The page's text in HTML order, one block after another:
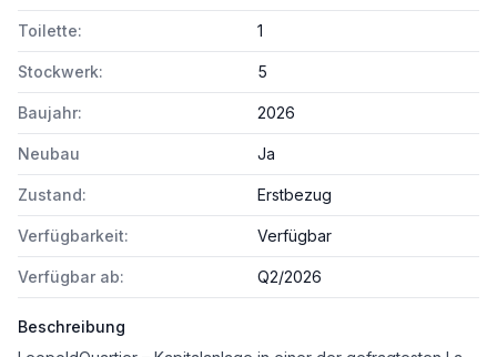
Toilette: 1
Stockwerk: 5
Baujahr: 2026
Neubau Ja
Zustand: Erstbezug
Verfügbarkeit: Verfügbar
Verfügbar ab: Q2/2026
Beschreibung